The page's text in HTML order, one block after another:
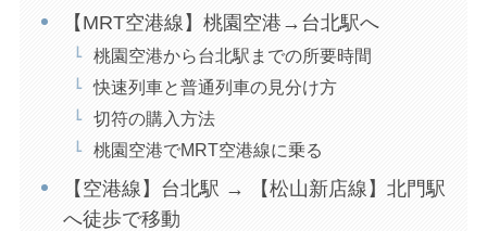
【MRT空港線】桃園空港→台北駅へ
桃園空港から台北駅までの所要時間
快速列車と普通列車の見分け方
切符の購入方法
桃園空港でMRT空港線に乗る
【空港線】台北駅 → 【松山新店線】北門駅
へ徒歩で移動